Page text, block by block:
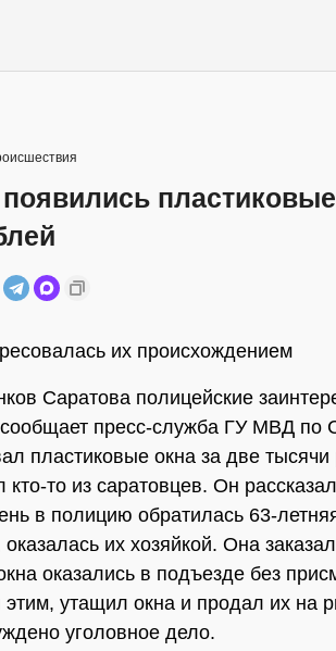
их происхождением
Саратова полицейские
пресс-служба ГУ МВД по
пластиковые окна за две тысячи
кто-то из саратовцев. Он
в полицию обратилась 63-
их хозяйкой. Она
оказались в подъезде без
этим, утащил окна и продал их на
уголовное дело.